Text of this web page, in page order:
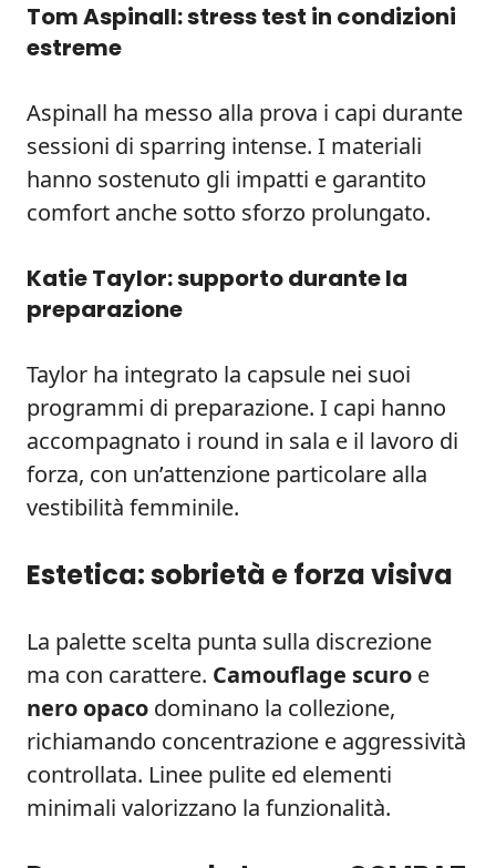
Tom Aspinall: stress test in condizioni
estreme
Aspinall ha messo alla prova i capi durante
sessioni di sparring intense. I materiali
hanno sostenuto gli impatti e garantito
comfort anche sotto sforzo prolungato.
Katie Taylor: supporto durante la
preparazione
Taylor ha integrato la capsule nei suoi
programmi di preparazione. I capi hanno
accompagnato i round in sala e il lavoro di
forza, con un’attenzione particolare alla
vestibilità femminile.
Estetica: sobrietà e forza visiva
La palette scelta punta sulla discrezione
ma con carattere. Camouflage scuro e
nero opaco dominano la collezione,
richiamando concentrazione e aggressività
controllata. Linee pulite ed elementi
minimali valorizzano la funzionalità.